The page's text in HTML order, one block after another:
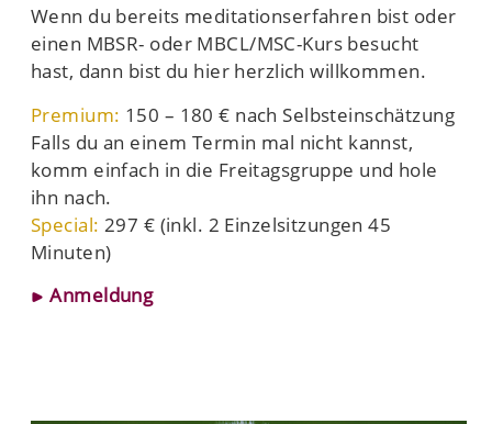
Wenn du bereits meditationserfahren bist oder
einen MBSR- oder MBCL/MSC-Kurs besucht
hast, dann bist du hier herzlich willkommen.
Premium: 150 – 180 € nach Selbsteinschätzung
Falls du an einem Termin mal nicht kannst,
komm einfach in die Freitagsgruppe und hole
ihn nach.
Special: 297 € (inkl. 2 Einzelsitzungen 45
Minuten)
Anmeldung